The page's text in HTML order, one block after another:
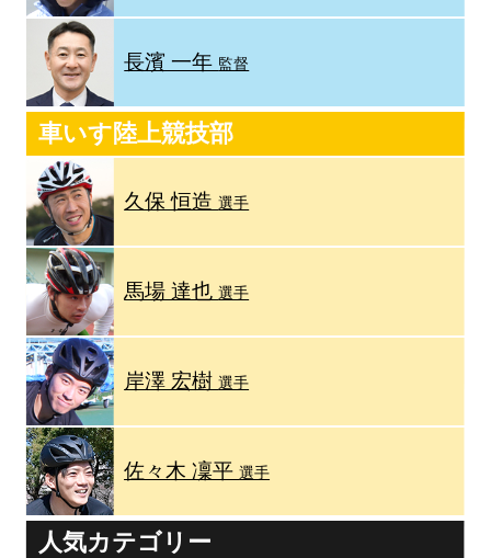
長濱 一年 監督
車いす陸上競技部
久保 恒造選手
馬場 達也選手
岸澤 宏樹選手
佐々木 凜平選手
人気カテゴリー